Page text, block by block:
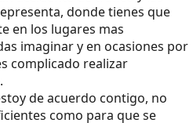
donde tienes que
en los lugares mas
imaginar y en ocasiones por
complicado realizar
de acuerdo contigo, no
como para que se